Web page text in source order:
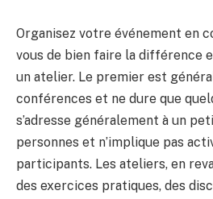
Organisez votre événement en
vous de bien faire la différence
un atelier. Le premier est
conférences et ne dure que
s’adresse généralement à un
personnes et n’implique pas
participants. Les ateliers, en
des exercices pratiques, des